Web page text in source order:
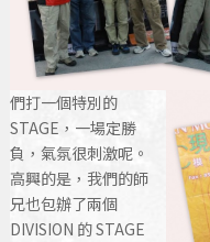
們打一個特別的
STAGE，一場定勝
負，氣氛很刺激呢。
高興的是，我們的師
兄也包辦了兩個
DIVISION 的 STAGE